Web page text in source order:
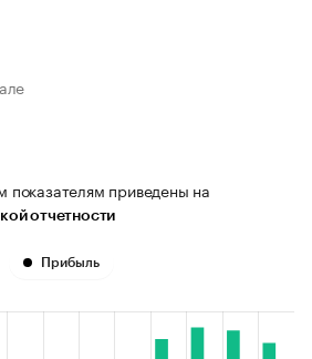
приведены на
отчетности
Прибыль